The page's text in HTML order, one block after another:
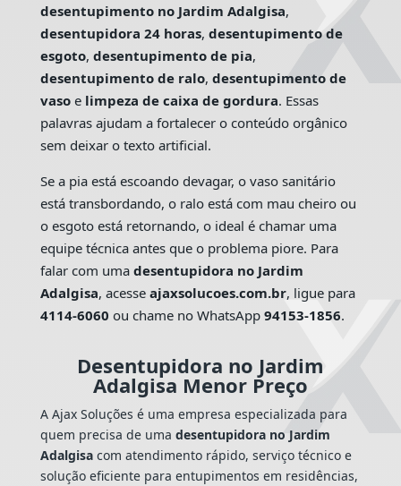
desentupimento no Jardim Adalgisa,
desentupidora 24 horas, desentupimento de
esgoto, desentupimento de pia,
desentupimento de ralo, desentupimento de
vasoe limpeza de caixa de gordura. Essas
palavras ajudam a fortalecer o conteúdo orgânico
sem deixar o texto artificial.
Se a pia está escoando devagar, o vaso sanitário
está transbordando, o ralo está com mau cheiro ou
o esgoto está retornando, o ideal é chamar uma
equipe técnica antes que o problema piore. Para
falar com uma desentupidora no Jardim
Adalgisa, acesse ajaxsolucoes.com.br, ligue para
4114-6060 ou chame no WhatsApp 94153-1856.
Desentupidora no Jardim
Adalgisa Menor Preço
A Ajax Soluções é uma empresa especializada para
quem precisa de uma desentupidora no Jardim
Adalgisacom atendimento rápido, serviço técnico e
solução eficiente para entupimentos em residências,